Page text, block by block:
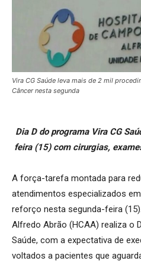
Vira CG Saúde leva mais de 2 mil
Câncer nesta segunda
Dia D do programa Vira CG
feira (15) com cirurgias,
A força-tarefa montada para
atendimentos especializados
reforço nesta segunda-feira
Alfredo Abrão (HCAA) realiza o
Saúde, com a expectativa de
voltados a pacientes que